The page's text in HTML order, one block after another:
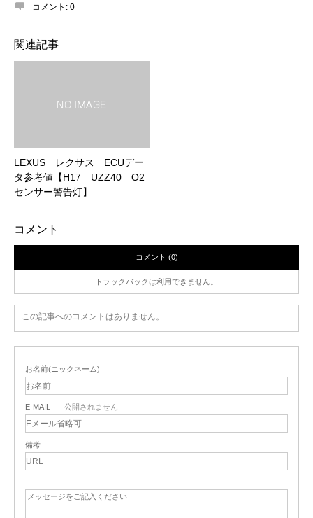
コメント: 0
関連記事
LEXUS レクサス ECUデー
タ参考値【H17 UZZ40 O2
センサー警告灯】
コメント
コメント (0)
トラックバックは利用できません。
この記事へのコメントはありません。
お名前(ニックネーム)
E-MAIL - 公開されません -
備考